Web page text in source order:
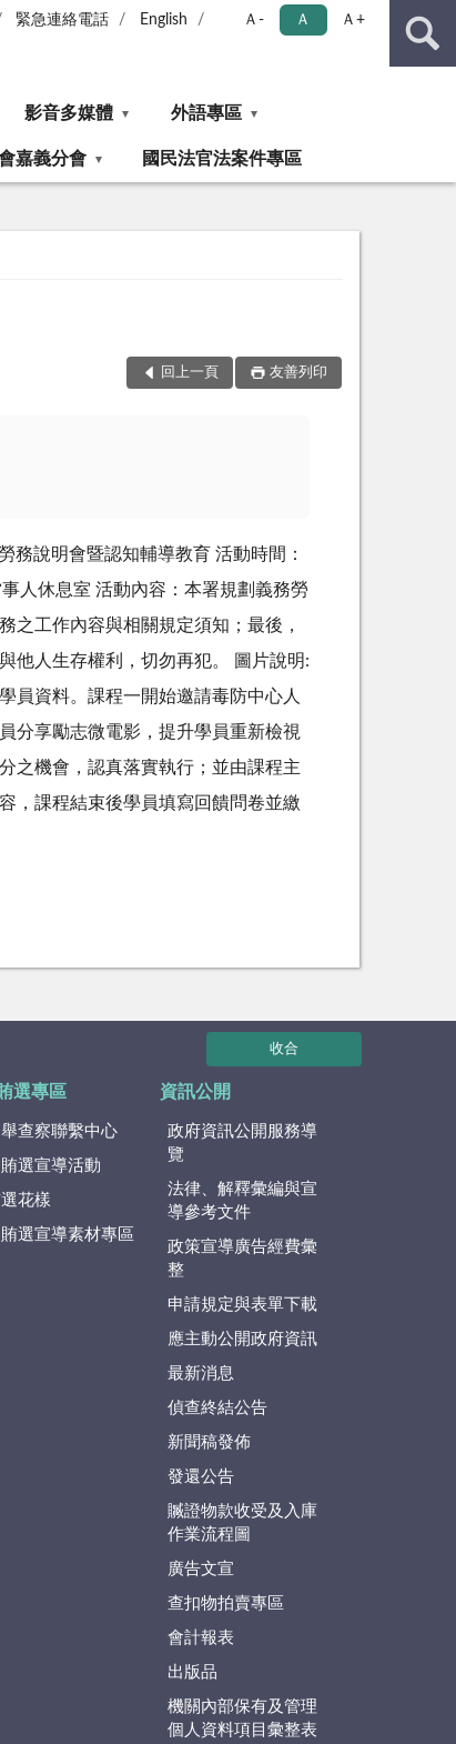
緊急連絡電話 English Ａ- Ａ Ａ+
影音多媒體 外語專區
嘉義分會 國民法官法案件專區
回上一頁 友善列印
務說明會暨認知輔導教育 活動時間：
人休息室 活動內容：本署規劃義務勞
之工作內容與相關規定須知；最後，
他人生存權利，切勿再犯。 圖片說明:
員資料。課程一開始邀請毒防中心人
分享勵志微電影，提升學員重新檢視
之機會，認真落實執行；並由課程主
，課程結束後學員填寫回饋問卷並繳
收合
選專區
查察聯繫中心
選宣導活動
花樣
選宣導素材專區
資訊公開
政府資訊公開服務導
覽
法律、解釋彙編與宣
導參考文件
政策宣導廣告經費彙
整
申請規定與表單下載
應主動公開政府資訊
最新消息
偵查終結公告
新聞稿發佈
發還公告
贓證物款收受及入庫
作業流程圖
廣告文宣
查扣物拍賣專區
會計報表
出版品
機關內部保有及管理
個人資料項目彙整表